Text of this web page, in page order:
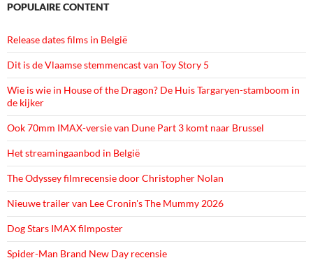
POPULAIRE CONTENT
Release dates films in België
Dit is de Vlaamse stemmencast van Toy Story 5
Wie is wie in House of the Dragon? De Huis Targaryen-stamboom in
de kijker
Ook 70mm IMAX-versie van Dune Part 3 komt naar Brussel
Het streamingaanbod in België
The Odyssey filmrecensie door Christopher Nolan
Nieuwe trailer van Lee Cronin's The Mummy 2026
Dog Stars IMAX filmposter
Spider-Man Brand New Day recensie